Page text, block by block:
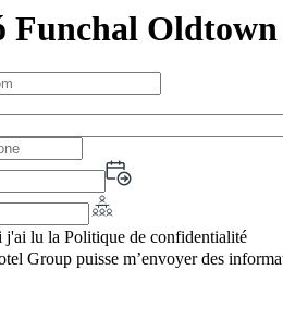
Funchal Oldtown
j'ai lu la Politique de confidentialité
Group puisse m’envoyer des